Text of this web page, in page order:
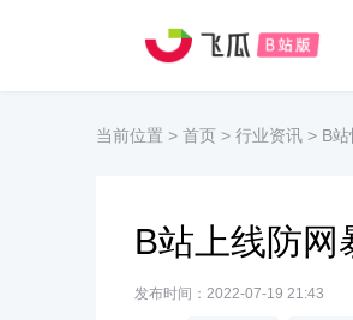
当前位置 > 首页 > 行业资讯 > B
B站上线防网
发布时间：2022-07-19 21:43